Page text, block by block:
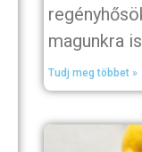
magunkra
Tudj meg többet »